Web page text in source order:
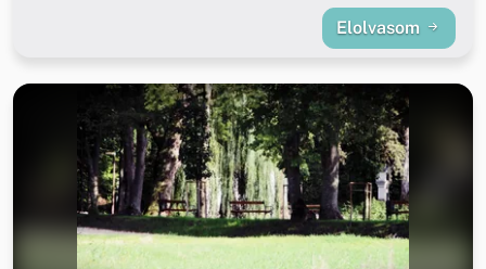
Elolvasom